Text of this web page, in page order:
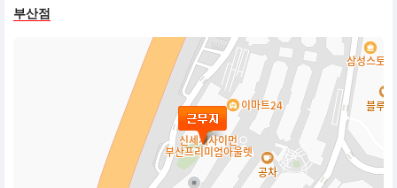
부산점